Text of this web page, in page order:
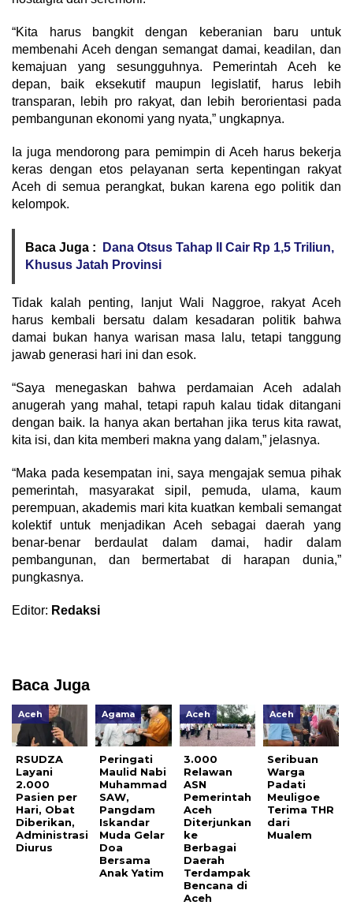
“Kita harus bangkit dengan keberanian baru untuk
membenahi Aceh dengan semangat damai, keadilan, dan
kemajuan yang sesungguhnya. Pemerintah Aceh ke
depan, baik eksekutif maupun legislatif, harus lebih
transparan, lebih pro rakyat, dan lebih berorientasi pada
pembangunan ekonomi yang nyata,” ungkapnya.
Ia juga mendorong para pemimpin di Aceh harus bekerja
keras dengan etos pelayanan serta kepentingan rakyat
Aceh di semua perangkat, bukan karena ego politik dan
kelompok.
Baca Juga :
Dana Otsus Tahap II Cair Rp 1,5 Triliun,
Khusus Jatah Provinsi
Tidak kalah penting, lanjut Wali Naggroe, rakyat Aceh
harus kembali bersatu dalam kesadaran politik bahwa
damai bukan hanya warisan masa lalu, tetapi tanggung
jawab generasi hari ini dan esok.
“Saya menegaskan bahwa perdamaian Aceh adalah
anugerah yang mahal, tetapi rapuh kalau tidak ditangani
dengan baik. Ia hanya akan bertahan jika terus kita rawat,
kita isi, dan kita memberi makna yang dalam,” jelasnya.
“Maka pada kesempatan ini, saya mengajak semua pihak
pemerintah, masyarakat sipil, pemuda, ulama, kaum
perempuan, akademis mari kita kuatkan kembali semangat
kolektif untuk menjadikan Aceh sebagai daerah yang
benar-benar berdaulat dalam damai, hadir dalam
pembangunan, dan bermertabat di harapan dunia,”
pungkasnya.
Editor: Redaksi
Baca Juga
Aceh
RSUDZA
Layani
2.000
Pasien per
Hari, Obat
Diberikan,
Administrasi
Diurus
Agama
Peringati
Maulid Nabi
Muhammad
SAW,
Pangdam
Iskandar
Muda Gelar
Doa
Bersama
Anak Yatim
Aceh
3.000
Relawan
ASN
Pemerintah
Aceh
Diterjunkan
ke
Berbagai
Daerah
Terdampak
Bencana di
Aceh
Aceh
Seribuan
Warga
Padati
Meuligoe
Terima THR
dari
Mualem